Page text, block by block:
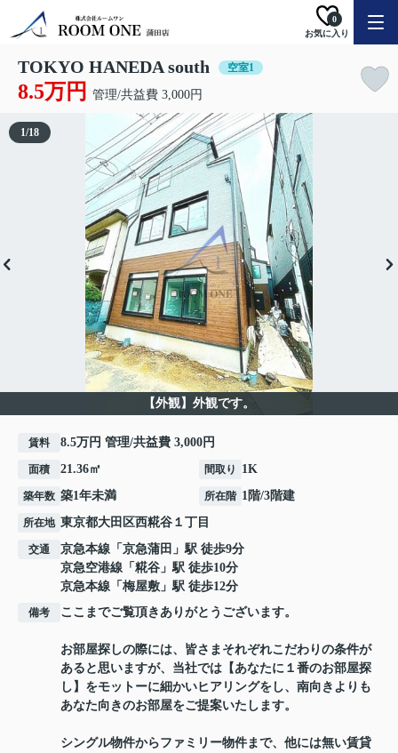
お気に入り
0
TOKYO HANEDA south 空室1
8.5万円 管理/共益費 3,000円
【外観】外観です。
1/18
賃料 8.5万円 管理/共益費 3,000円
面積 21.36㎡ 間取り 1K
築年数 築1年未満 所在階 1階/3階建
所在地 東京都大田区西糀谷 １丁目
交通 京急本線 「 京急蒲田 」駅 徒歩9分
京急空港線 「 糀谷 」駅 徒歩10分
京急本線 「 梅屋敷 」駅 徒歩12分
備考 ここまでご覧頂きありがとうございます。
お部屋探しの際には、皆さまそれぞれこだわりの条件が
あると思いますが、当社では【あなたに１番のお部屋探
し】をモットーに細かいヒアリングをし、南向きよりも
あなた向きのお部屋をご提案いたします。
シングル物件からファミリー物件まで、他には無い賃貸